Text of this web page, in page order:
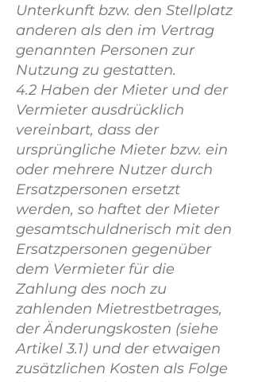
Unterkunft bzw. den Stellplatz
anderen als den im Vertrag
genannten Personen zur
Nutzung zu gestatten.
4.2 Haben der Mieter und der
Vermieter ausdrücklich
vereinbart, dass der
ursprüngliche Mieter bzw. ein
oder mehrere Nutzer durch
Ersatzpersonen ersetzt
werden, so haftet der Mieter
gesamtschuldnerisch mit den
Ersatzpersonen gegenüber
dem Vermieter für die
Zahlung des noch zu
zahlenden Mietrestbetrages,
der Änderungskosten (siehe
Artikel 3.1) und der etwaigen
zusätzlichen Kosten als Folge